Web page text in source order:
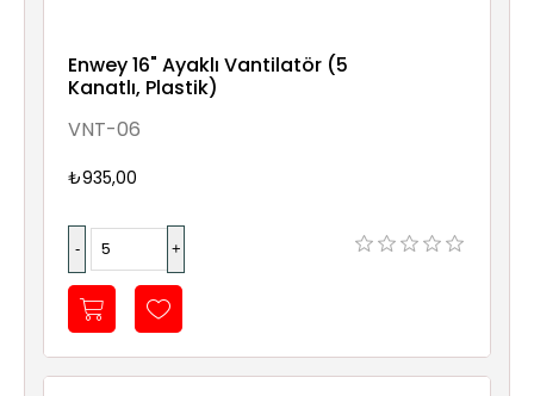
Enwey 16" Ayaklı Vantilatör (5
Kanatlı, Plastik)
VNT-06
₺935,00